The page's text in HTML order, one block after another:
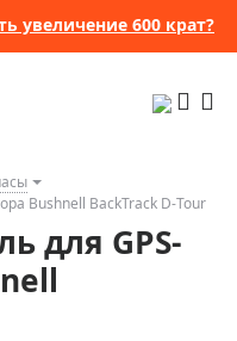
увеличение 600 крат?
Bushnell BackTrack D-Tour
для GPS-